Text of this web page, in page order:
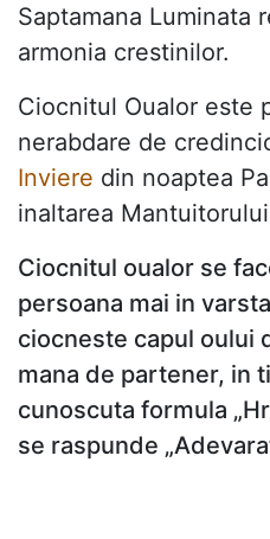
Saptamana Luminata
armonia crestinilor.
Ciocnitul Oualor este
nerabdare de
Inviere din noaptea
inaltarea
Ciocnitul oualor se
persoana mai in
ciocneste capul oului
mana de partener, in
cunoscuta formula
se raspunde